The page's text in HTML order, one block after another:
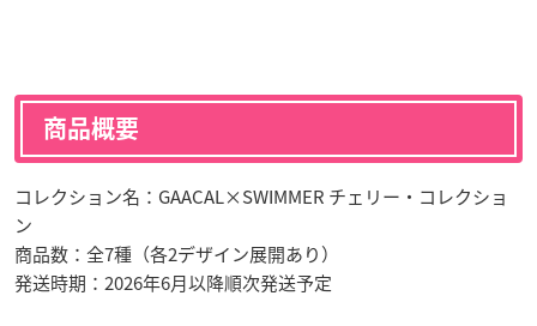
商品概要
コレクション名：GAACAL×SWIMMER チェリー・コレクショ
ン
商品数：全7種（各2デザイン展開あり）
発送時期：2026年6月以降順次発送予定